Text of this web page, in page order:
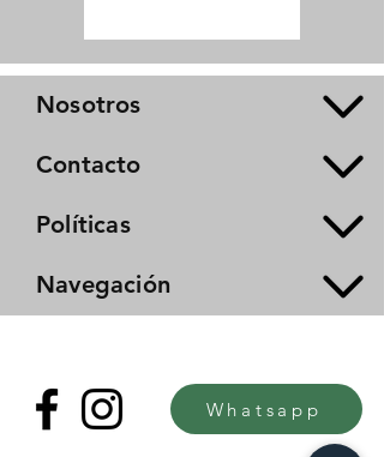
Nosotros
Contacto
Políticas
Navegación
Whatsapp